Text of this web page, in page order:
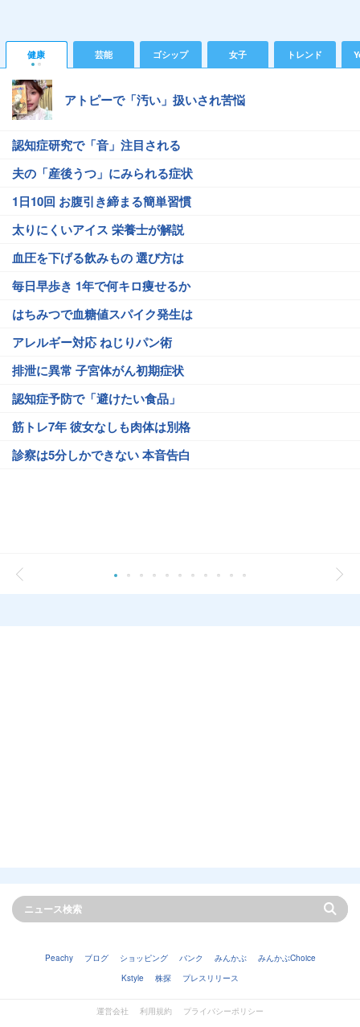
健康 芸能 ゴシップ 女子 トレンド
アトピーで「汚い」扱いされ苦悩
認知症研究で「音」注目される
夫の「産後うつ」にみられる症状
1日10回 お腹引き締まる簡単習慣
太りにくいアイス 栄養士が解説
血圧を下げる飲みもの 選び方は
毎日早歩き 1年で何キロ痩せるか
はちみつで血糖値スパイク発生は
アレルギー対応 ねじりパン術
排泄に異常 子宮体がん初期症状
認知症予防で「避けたい食品」
筋トレ7年 彼女なしも肉体は別格
診察は5分しかできない 本音告白
Peachy ブログ ショッピング バンク みんかぶ
みんかぶChoice
Kstyle
株探 プレスリリース
運営会社 利用規約
プライバシーポリシー